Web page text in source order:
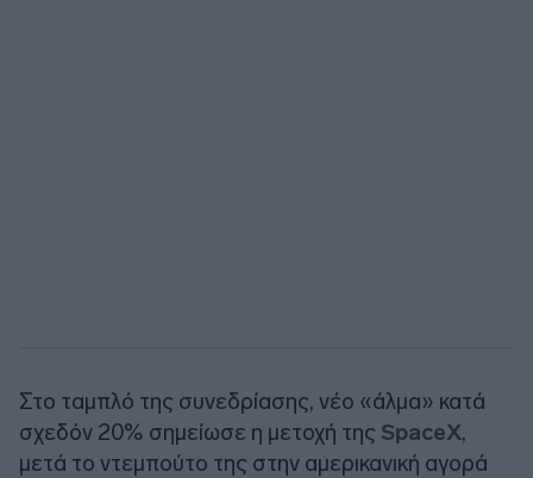
Στο ταμπλό της συνεδρίασης, νέο «άλμα» κατά
σχεδόν 20% σημείωσε η μετοχή της SpaceX,
μετά το ντεμπούτο της στην αμερικανική αγορά